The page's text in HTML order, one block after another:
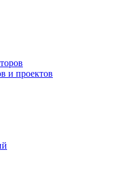
и проектов